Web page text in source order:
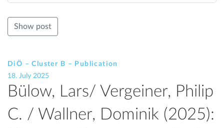
Show post
DiÖ – Cluster B – Publication
18. July 2025
Bülow, Lars/ Vergeiner, Philip
C. / Wallner, Dominik (2025):